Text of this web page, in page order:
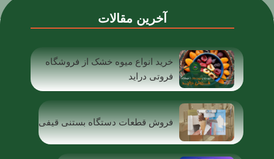
آخرین مقالات
خرید انواع میوه خشک از فروشگاه
فروتی دراید
فروش قطعات دستگاه بستنی قیفی